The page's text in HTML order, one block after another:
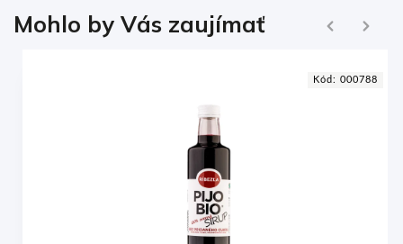
Mohlo by Vás zaujímať
Kód: 000788